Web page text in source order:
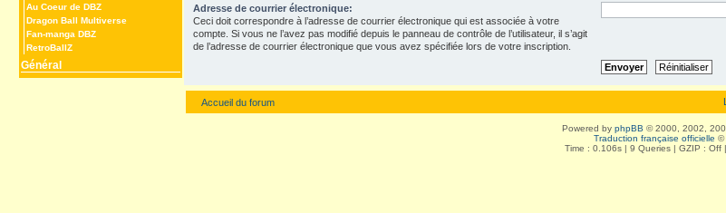
Au Coeur de DBZ
Dragon Ball Multiverse
Fan-manga DBZ
RetroBallZ
Général
Adresse de courrier électronique:
Ceci doit correspondre à l’adresse de courrier électronique qui est associée à votre
compte. Si vous ne l’avez pas modifié depuis le panneau de contrôle de l’utilisateur, il s’agit
de l’adresse de courrier électronique que vous avez spécifiée lors de votre inscription.
Accueil du forum
Powered by phpBB © 2000, 2002,
Traduction française officielle ©
Time : 0.106s | 9 Queries | GZIP :